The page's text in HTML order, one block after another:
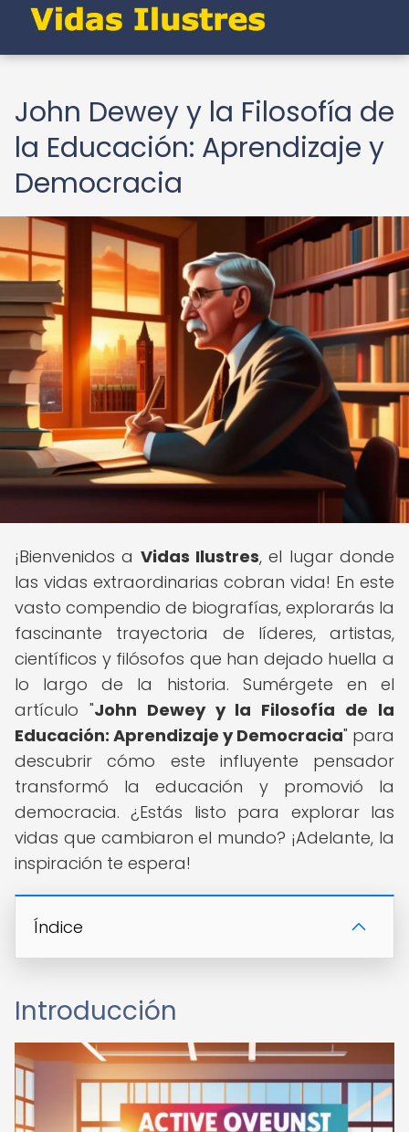
John Dewey y la Filosofía de
la Educación: Aprendizaje y
Democracia
¡Bienvenidos a Vidas Ilustres, el lugar donde
las vidas extraordinarias cobran vida! En este
vasto compendio de biografías, explorarás la
fascinante trayectoria de líderes, artistas,
científicos y filósofos que han dejado huella a
lo largo de la historia. Sumérgete en el
artículo "John Dewey y la Filosofía de la
Educación: Aprendizaje y Democracia" para
descubrir cómo este influyente pensador
transformó la educación y promovió la
democracia. ¿Estás listo para explorar las
vidas que cambiaron el mundo? ¡Adelante, la
inspiración te espera!
Índice
Introducción